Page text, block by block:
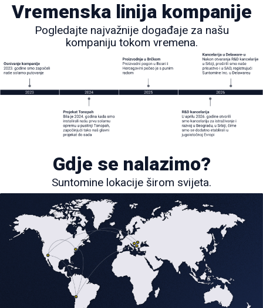
Vremenska linija kompanije
Pogledajte najvažnije događaje za našu
kompaniju tokom vremena.
Gdje se nalazimo?
Suntomine lokacije širom svijeta.